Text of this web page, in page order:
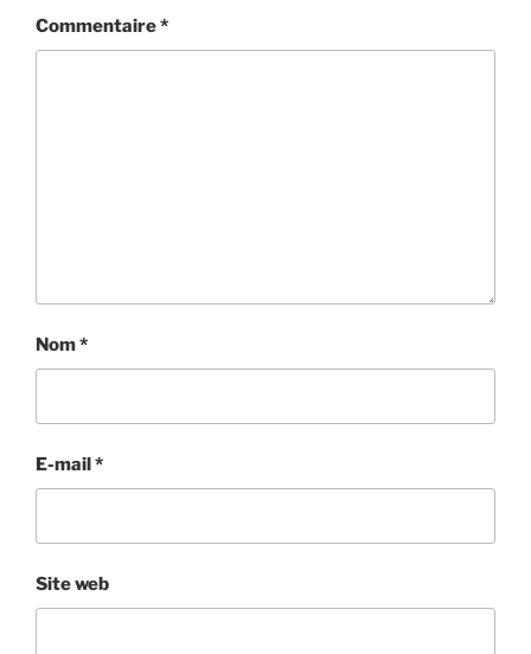
Commentaire*
Nom*
E-mail*
Site web